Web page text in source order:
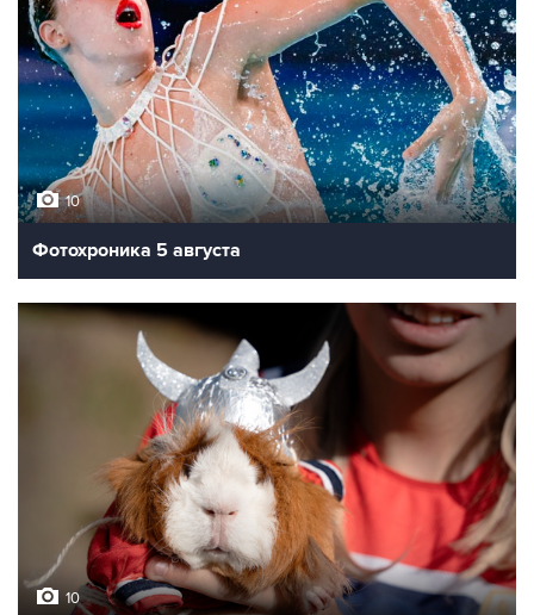
10
Фотохроника 5 августа
10